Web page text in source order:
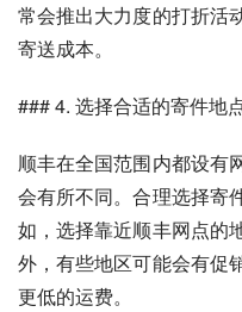
常会推出大力度的打折活
寄送成本。
### 4. 选择合适的寄件地
顺丰在全国范围内都设有
会有所不同。合理选择寄
如，选择靠近顺丰网点的
外，有些地区可能会有促
更低的运费。